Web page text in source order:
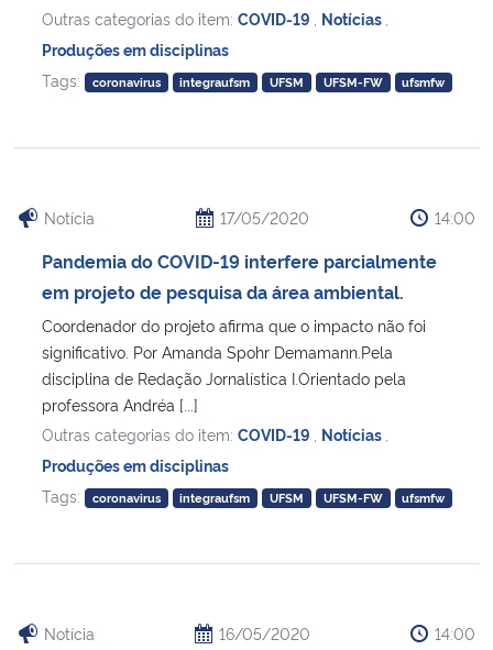
Outras categorias do item: COVID-19 Notícias
Produções em disciplinas
Tags:
coronavirus integraufsm UFSM UFSM-FW ufsmfw
Notícia 17/05/2020 14:00
Pandemia do COVID-19 interfere parcialmente
em projeto de pesquisa da área ambiental.
Coordenador do projeto afirma que o impacto não foi
significativo. Por Amanda Spohr Demamann.Pela
disciplina de Redação Jornalística I.Orientado pela
professora Andréa [...]
Outras categorias do item: COVID-19 Notícias
Produções em disciplinas
Tags:
coronavirus integraufsm UFSM UFSM-FW ufsmfw
Notícia 16/05/2020 14:00